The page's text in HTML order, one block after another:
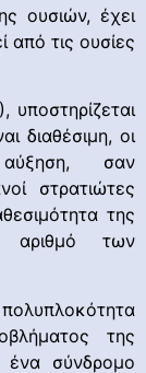
ουσιών, έχει
από τις ουσίες
υποστηρίζεται
διαθέσιμη, οι
αύξηση, σαν
στρατιώτες
της
αριθμό των
της
ένα σύνδρομο